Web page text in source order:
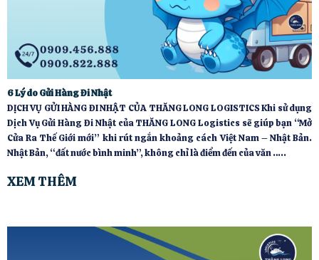
6 Lý do Gửi Hàng Đi Nhật
DỊCH VỤ GỬI HÀNG ĐI NHẬT CỦA THĂNG LONG LOGISTICS Khi sử dụng
Dịch Vụ Gửi Hàng Đi Nhật của THĂNG LONG Logistics sẽ giúp bạn “Mở
Cửa Ra Thế Giới mới” khi rút ngắn khoảng cách Việt Nam – Nhật Bản.
Nhật Bản, “đất nước bình minh”, không chỉ là điểm đến của văn …..
XEM THÊM